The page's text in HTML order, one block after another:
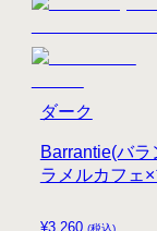
¥3,260 (税込)
Barrantie(バ
ラメルカフェ×
ダーク